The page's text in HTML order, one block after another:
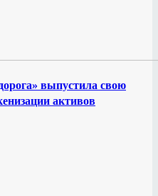
выпустила свою
активов